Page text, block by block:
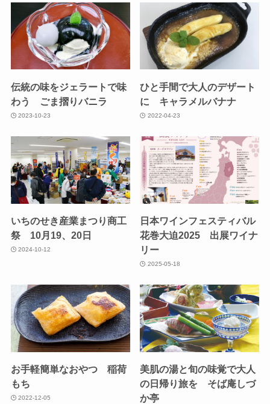
伝統の味をジェラートで味
わう ごま摺りバニラ
2023-10-23
ひと手間で大人のデザート
に キャラメルバナナ
2022-04-23
いちのせき産業まつり商工
祭 10月19、20日
2024-10-12
日本ワインフェスティバル
花巻大迫2025 出展ワイナ
リー
2025-05-18
お手軽簡単なおやつ 稲荷
もち
2022-12-05
美肌の湯と旬の味覚で大人
の日帰り旅を そば庵しづ
か亭